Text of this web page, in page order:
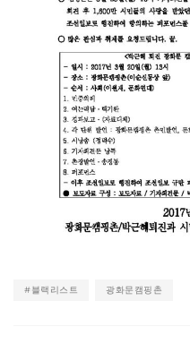
#블랙리스트 광화문캠핑촌